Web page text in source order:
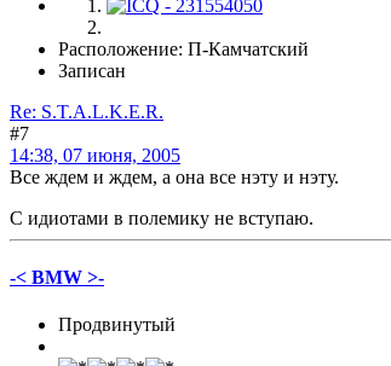
Расположение: П-Камчатский
Записан
Re: S.T.A.L.K.E.R.
#7
14:38, 07 июня, 2005
Все ждем и ждем, а она все нэту и нэту.
С идиотами в полемику не вступаю.
-< BMW >-
Продвинутый